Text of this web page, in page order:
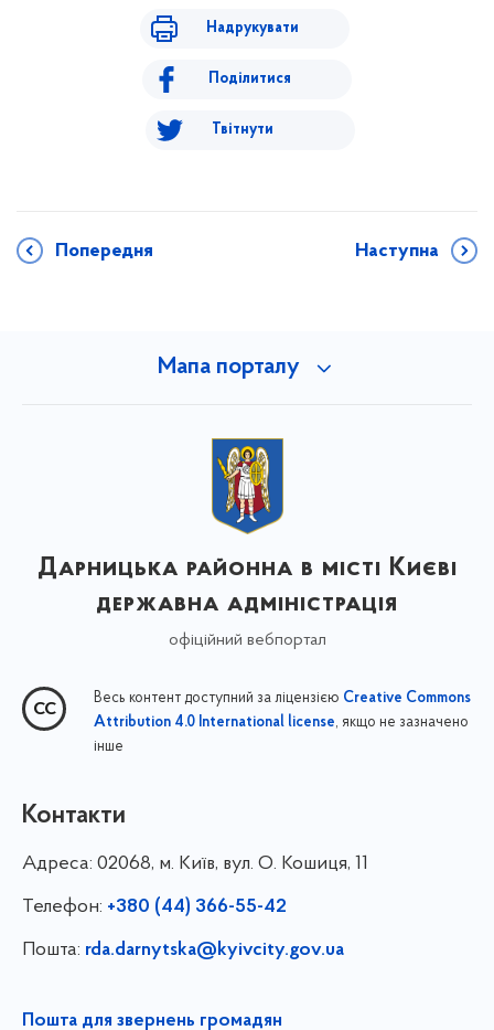
Надрукувати
Поділитися
Твітнути
Попередня Наступна
Мапа порталу
Дарницька районна в місті Києві
державна адміністрація
офіційний вебпортал
Весь контент доступний за ліцензією Creative Commons
Attribution 4.0 International license, якщо не зазначено
інше
Контакти
Адреса: 02068, м. Київ, вул. О. Кошиця, 11
Телефон: +380 (44) 366-55-42
Пошта: rda.darnytska@kyivcity.gov.ua
Пошта для звернень громадян